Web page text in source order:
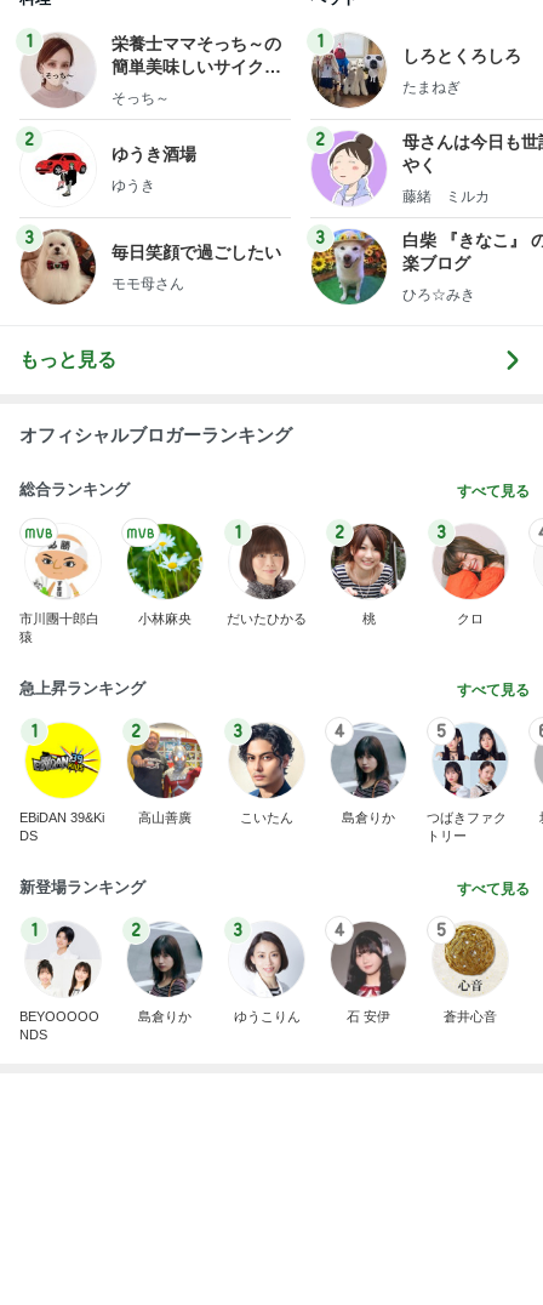
1
栄養士ママそっち～の
簡単美味しいサイクル
献立
そっち～
2
ゆうき酒場
ゆうき
3
毎日笑顔で過ごしたい
モモ母さん
1
しろとくろしろ
たまねぎ
2
母さんは今日も世
やく
藤緒 ミルカ
3
白柴 『きなこ』
楽ブログ
ひろ☆みき
もっと見る
オフィシャルブロガーランキング
総合ランキング すべて見る
市川團十郎白
猿
小林麻央
1
だいたひかる
2
桃
3
クロ
急上昇ランキング すべて見る
1
EBiDAN 39&Ki
DS
2
高山善廣
3
こいたん
4
島倉りか
5
つばきファク
トリー
新登場ランキング すべて見る
1
BEYOOOOO
NDS
2
島倉りか
3
ゆうこりん
4
石 安伊
5
蒼井心音